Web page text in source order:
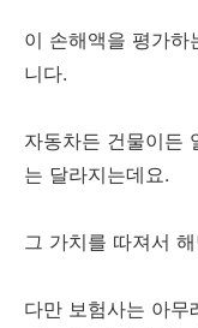
이 손해액을 평가
니다.
자동차든 건물이든
는 달라지는데요.
그 가치를 따져서
다만 보험사는 아무